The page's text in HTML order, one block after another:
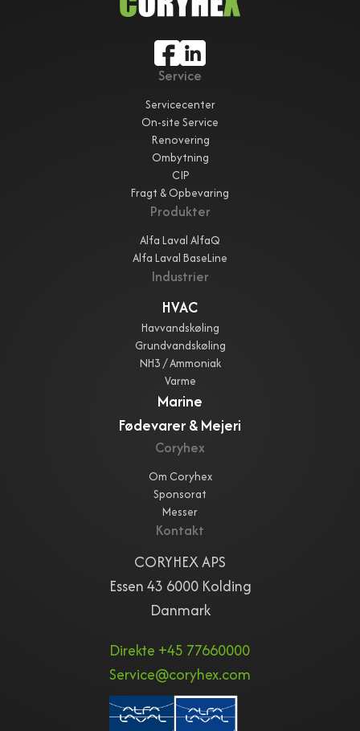
Service
Servicecenter
On-site Service
Renovering
Ombytning
CIP
Fragt & Opbevaring
Produkter
Alfa Laval AlfaQ
Alfa Laval BaseLine
Industrier
HVAC
Havvandskøling
Grundvandskøling
NH3 / Ammoniak
Varme
Marine
Fødevarer & Mejeri
Coryhex
Om Coryhex
Sponsorat
Messer
Kontakt
CORYHEX APS
Essen 43 6000 Kolding
Danmark
Direkte +45 77660000
Service@coryhex.com